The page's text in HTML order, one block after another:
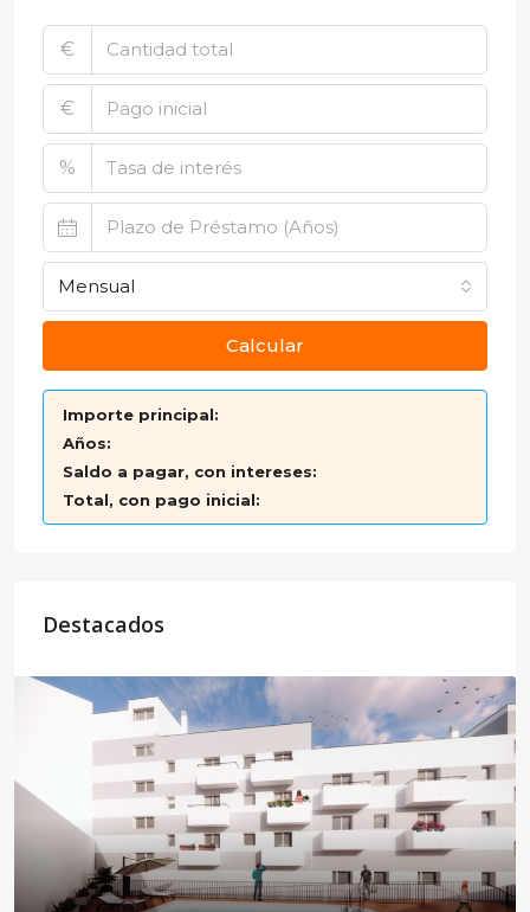
€
€
%
Mensual
Calcular
Importe principal:
Años:
Saldo a pagar, con intereses:
Total, con pago inicial:
Destacados